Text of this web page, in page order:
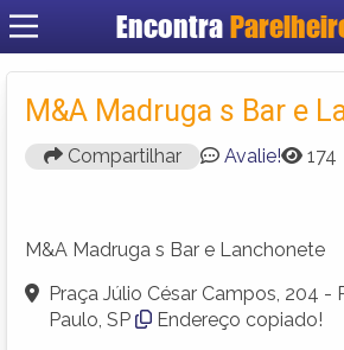
Encontra
Cadastrar
Criar conta
M&A Madruga s Bar e
Compartilhar Avalie! 174
M&A Madruga s Bar e Lanchonete
Praça Júlio César Campos, 204 -
Paulo, SP
Endereço copiado!